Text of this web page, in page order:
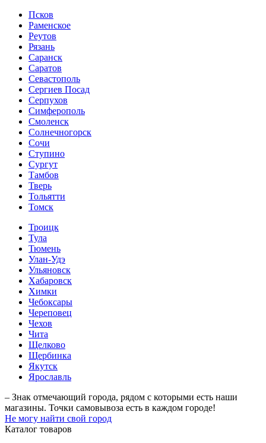
Псков
Раменское
Реутов
Рязань
Саранск
Саратов
Севастополь
Сергиев Посад
Серпухов
Симферополь
Смоленск
Солнечногорск
Сочи
Ступино
Сургут
Тамбов
Тверь
Тольятти
Томск
Троицк
Тула
Тюмень
Улан-Удэ
Ульяновск
Хабаровск
Химки
Чебоксары
Череповец
Чехов
Чита
Щелково
Щербинка
Якутск
Ярославль
– Знак отмечающий города, рядом с которыми есть наши
магазины. Точки самовывоза есть в каждом городе!
Не могу найти свой город
Каталог товаров